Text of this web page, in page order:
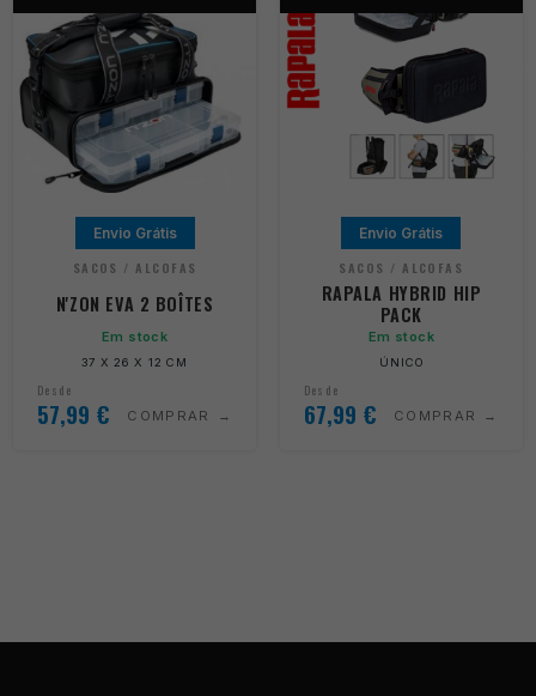
Envio Grátis
SACOS / ALCOFAS
N'ZON EVA 2 BOÎTES
Em stock
37 X 26 X 12 CM
Desde
57,99 € COMPRAR
Envio Grátis
SACOS / ALCOFAS
RAPALA HYBRID HIP
PACK
Em stock
ÚNICO
Desde
67,99 € COMPRAR